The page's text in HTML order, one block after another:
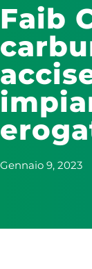
Faib
Gennaio 9, 2023